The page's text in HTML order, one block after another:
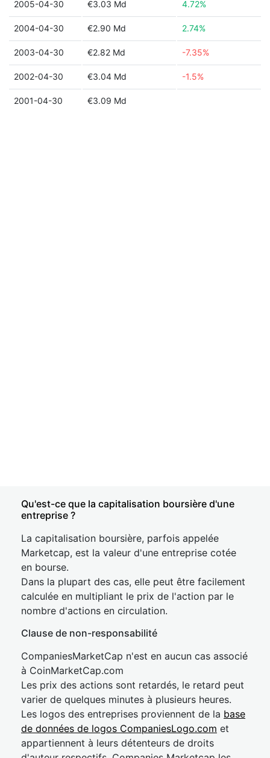
2005-04-30 €3.03 Md 4.72%
2004-04-30 €2.90 Md 2.74%
2003-04-30 €2.82 Md -7.35%
2002-04-30 €3.04 Md -1.5%
2001-04-30 €3.09 Md
Qu'est-ce que la capitalisation boursière d'une
entreprise ?
La capitalisation boursière, parfois appelée
Marketcap, est la valeur d'une entreprise cotée
en bourse.
Dans la plupart des cas, elle peut être facilement
calculée en multipliant le prix de l'action par le
nombre d'actions en circulation.
Clause de non-responsabilité
CompaniesMarketCap n'est en aucun cas associé
à CoinMarketCap.com
Les prix des actions sont retardés, le retard peut
varier de quelques minutes à plusieurs heures.
Les logos des entreprises proviennent de la base
de données de logos CompaniesLogo.com et
appartiennent à leurs détenteurs de droits